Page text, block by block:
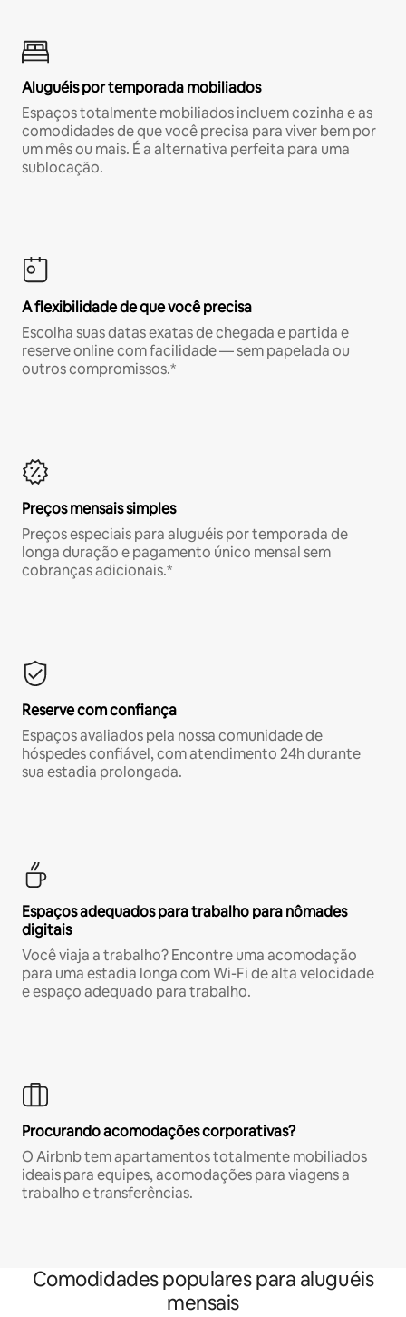
Aluguéis por temporada mobiliados
Espaços totalmente mobiliados incluem cozinha e as
comodidades de que você precisa para viver bem por
um mês ou mais. É a alternativa perfeita para uma
sublocação.
A flexibilidade de que você precisa
Escolha suas datas exatas de chegada e partida e
reserve online com facilidade — sem papelada ou
outros compromissos.*
Preços mensais simples
Preços especiais para aluguéis por temporada de
longa duração e pagamento único mensal sem
cobranças adicionais.*
Reserve com confiança
Espaços avaliados pela nossa comunidade de
hóspedes confiável, com atendimento 24h durante
sua estadia prolongada.
Espaços adequados para trabalho para nômades
digitais
Você viaja a trabalho? Encontre uma acomodação
para uma estadia longa com Wi-Fi de alta velocidade
e espaço adequado para trabalho.
Procurando acomodações corporativas?
O Airbnb tem apartamentos totalmente mobiliados
ideais para equipes, acomodações para viagens a
trabalho e transferências.
Comodidades populares para aluguéis
mensais